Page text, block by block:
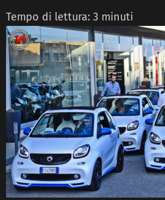
Tempo di lettura: 3 minuti